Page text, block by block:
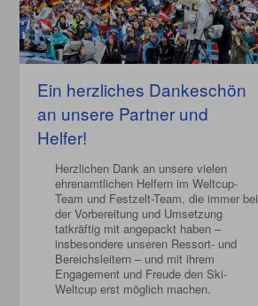
Ein herzliches Dankeschön
an unsere Partner und
Helfer!
Herzlichen Dank an unsere vielen
ehrenamtlichen Helfern im Weltcup-
Team und Festzelt-Team, die immer bei
der Vorbereitung und Umsetzung
tatkräftig mit angepackt haben –
insbesondere unseren Ressort- und
Bereichsleitern – und mit ihrem
Engagement und Freude den Ski-
Weltcup erst möglich machen.